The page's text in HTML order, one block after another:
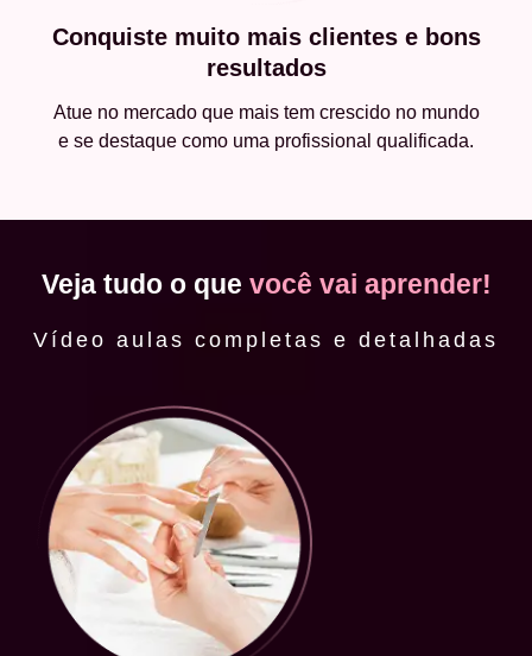
Conquiste muito mais clientes e bons
resultados
Atue no mercado que mais tem crescido no mundo
e se destaque como uma profissional qualificada.
Veja tudo o que você vai aprender!
Vídeo aulas completas e detalhadas